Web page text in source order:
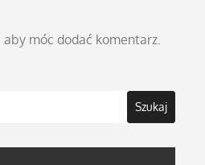
aby móc dodać komentarz.
Szukaj